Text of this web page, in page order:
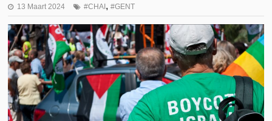
13 Maart 2024 CHAI , GENT